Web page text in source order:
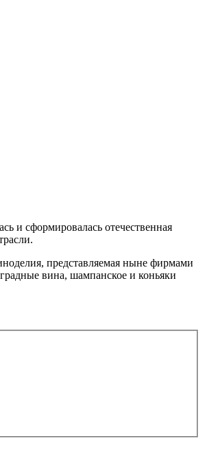
и сформировалась отечественная
представляемая ныне фирмами
вина, шампанское и коньяки